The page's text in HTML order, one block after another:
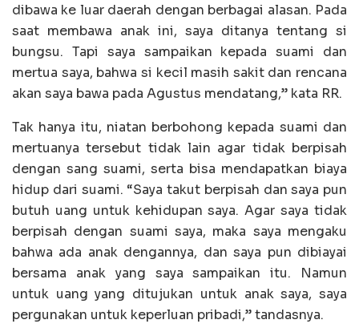
dibawa ke luar daerah dengan berbagai alasan. Pada
saat membawa anak ini, saya ditanya tentang si
bungsu. Tapi saya sampaikan kepada suami dan
mertua saya, bahwa si kecil masih sakit dan rencana
akan saya bawa pada Agustus mendatang,” kata RR.
Tak hanya itu, niatan berbohong kepada suami dan
mertuanya tersebut tidak lain agar tidak berpisah
dengan sang suami, serta bisa mendapatkan biaya
hidup dari suami. “Saya takut berpisah dan saya pun
butuh uang untuk kehidupan saya. Agar saya tidak
berpisah dengan suami saya, maka saya mengaku
bahwa ada anak dengannya, dan saya pun dibiayai
bersama anak yang saya sampaikan itu. Namun
untuk uang yang ditujukan untuk anak saya, saya
pergunakan untuk keperluan pribadi,” tandasnya.